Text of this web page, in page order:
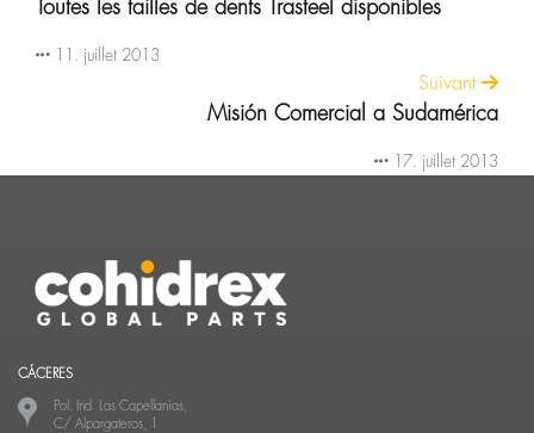
Toutes les tailles de dents Trasteel disponibles
11. juillet 2013
Suivant
Misión Comercial a Sudamérica
17. juillet 2013
CÁCERES
Pol. Ind. Las Capellanías,
C/ Alpargateros, 1